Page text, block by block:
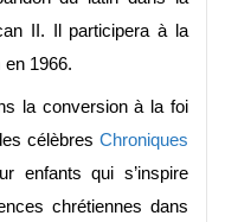
II. Il participera à la
1966.
la conversion à la foi
célèbres Chroniques
enfants qui s’inspire
chrétiennes dans